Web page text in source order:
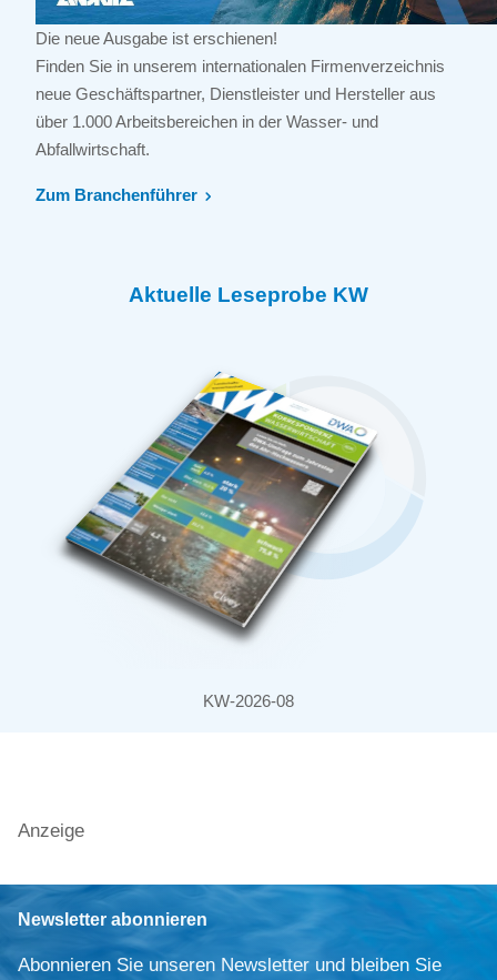
Die neue Ausgabe ist erschienen!
Finden Sie in unserem internationalen Firmenverzeichnis
neue Geschäftspartner, Dienstleister und Hersteller aus
über 1.000 Arbeitsbereichen in der Wasser- und
Abfallwirtschaft.
Zum Branchenführer
Aktuelle Leseprobe KW
KW-2026-08
Anzeige
Newsletter abonnieren
Abonnieren Sie unseren Newsletter und bleiben Sie